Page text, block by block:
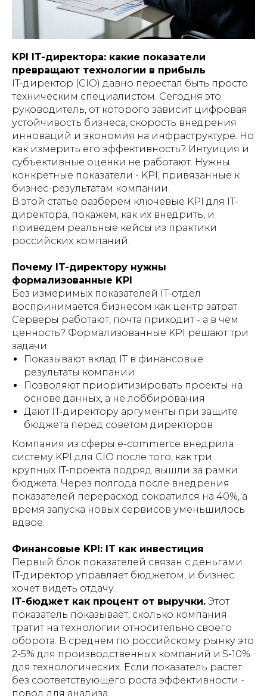
KPI IT-директора: какие показатели
превращают технологии в прибыль
IT-директор (CIO) давно перестал быть просто
техническим специалистом. Сегодня это
руководитель, от которого зависит цифровая
устойчивость бизнеса, скорость внедрения
инноваций и экономия на инфраструктуре. Но
как измерить его эффективность? Интуиция и
субъективные оценки не работают. Нужны
конкретные показатели - KPI, привязанные к
бизнес-результатам компании.
В этой статье разберем ключевые KPI для IT-
директора, покажем, как их внедрить, и
приведем реальные кейсы из практики
российских компаний.
Почему IT-директору нужны
формализованные KPI
Без измеримых показателей IT-отдел
воспринимается бизнесом как центр затрат.
Серверы работают, почта приходит - а в чем
ценность? Формализованные KPI решают три
задачи:
Показывают вклад IT в финансовые
результаты компании
Позволяют приоритизировать проекты на
основе данных, а не лоббирования
Дают IT-директору аргументы при защите
бюджета перед советом директоров
Компания из сферы e-commerce внедрила
систему KPI для CIO после того, как три
крупных IT-проекта подряд вышли за рамки
бюджета. Через полгода после внедрения
показателей перерасход сократился на 40%, а
время запуска новых сервисов уменьшилось
вдвое.
Финансовые KPI: IT как инвестиция
Первый блок показателей связан с деньгами.
IT-директор управляет бюджетом, и бизнес
хочет видеть отдачу.
IT-бюджет как процент от выручки. Этот
показатель показывает, сколько компания
тратит на технологии относительно своего
оборота. В среднем по российскому рынку это
2-5% для производственных компаний и 5-10%
для технологических. Если показатель растет
без соответствующего роста эффективности -
повод для анализа.